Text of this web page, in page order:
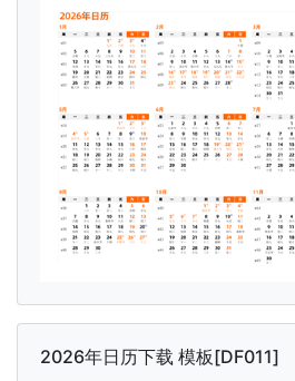
2026年日历下载 模板[DF011]